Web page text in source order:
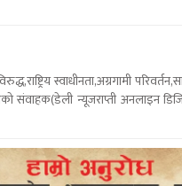
स्वाधीनता,अग्रगामी
न्यूजराप्ती अनलाइन